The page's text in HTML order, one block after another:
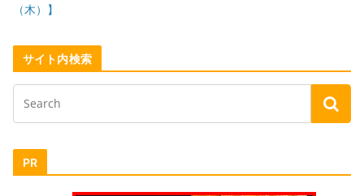
（木）】
サイト内検索
PR